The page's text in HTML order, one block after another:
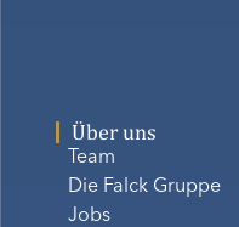
Über uns
Team
Die Falck Gruppe
Jobs